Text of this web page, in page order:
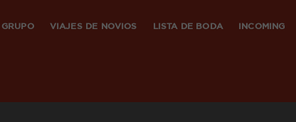
VIAJES DE NOVIOS LISTA DE BODA INCOMING